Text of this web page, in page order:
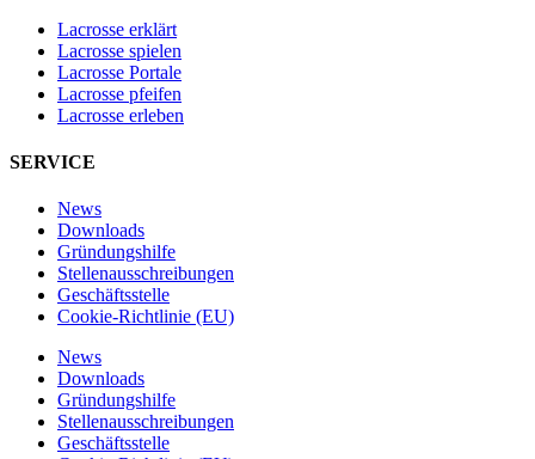
Lacrosse erklärt
Lacrosse spielen
Lacrosse Portale
Lacrosse pfeifen
Lacrosse erleben
SERVICE
News
Downloads
Gründungshilfe
Stellen­ausschreibungen
Geschäftsstelle
Cookie-Richtlinie (EU)
News
Downloads
Gründungshilfe
Stellen­ausschreibungen
Geschäftsstelle